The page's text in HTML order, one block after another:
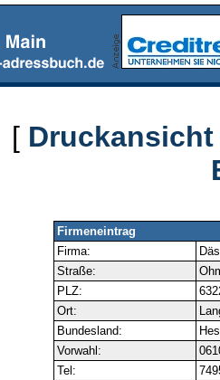
[ Druckansicht
Firmeneintrag
Firma:
Straße:
PLZ:
Ort:
Bundesland:
Vorwahl:
Tel: